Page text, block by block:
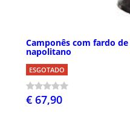
Camponês com fardo
napolitano
ESGOTADO
€ 67,90